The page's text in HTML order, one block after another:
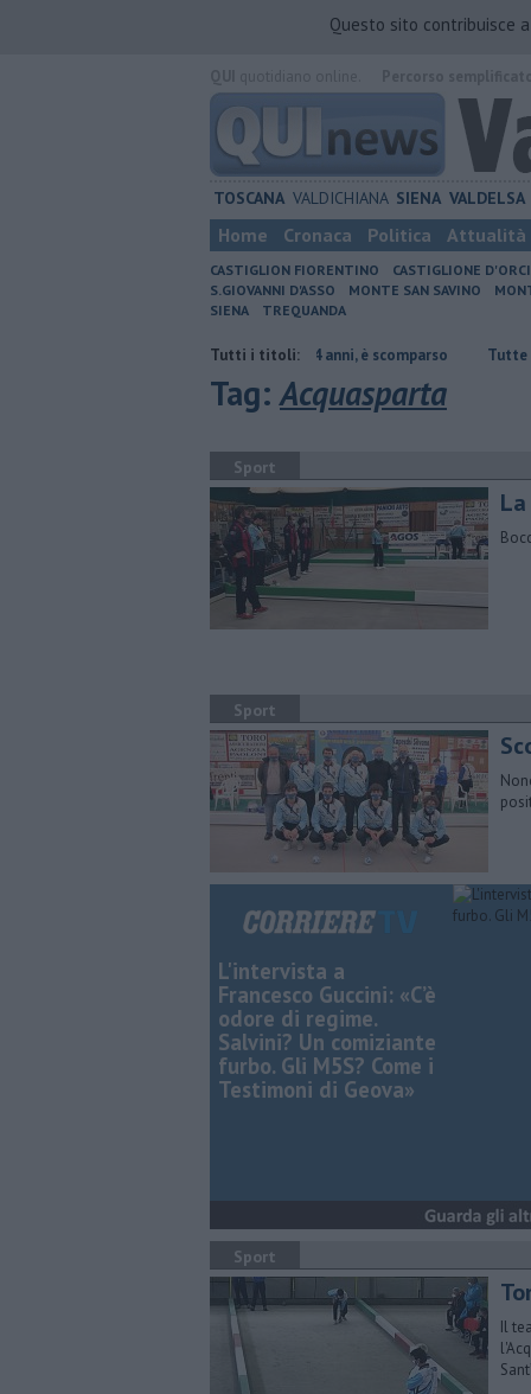
Questo sito contribuisce
TOSCANA VALDICHIANA SIENA VALDELSA
Home Cronaca Politica Attualità
CASTIGLION FIORENTINO CASTIGLIONE
S.GIOVANNI D'ASSO
MONTE SAN SAVINO
SIENA
TREQUANDA
Tutti i titoli:
Uccise la figlia di 4 anni, è scomparso ​Tutte le offerte di
Tag:Acquasparta
Sport
Sport
L'intervista a
Francesco Guccini: «C’è
odore di regime.
Salvini? Un comiziante
furbo. Gli M5S? Come i
Testimoni di Geova»
Sport
Il